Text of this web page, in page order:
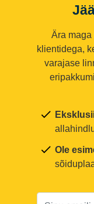
Ära maga
klientidega,
varajase
Ole